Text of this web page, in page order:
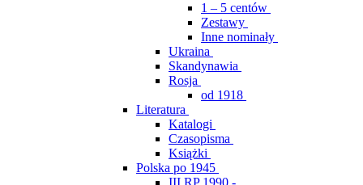
1 – 5 centów
Zestawy
Inne nominały
Ukraina
Skandynawia
Rosja
od 1918
Literatura
Katalogi
Czasopisma
Książki
Polska po 1945
III RP 1990 -